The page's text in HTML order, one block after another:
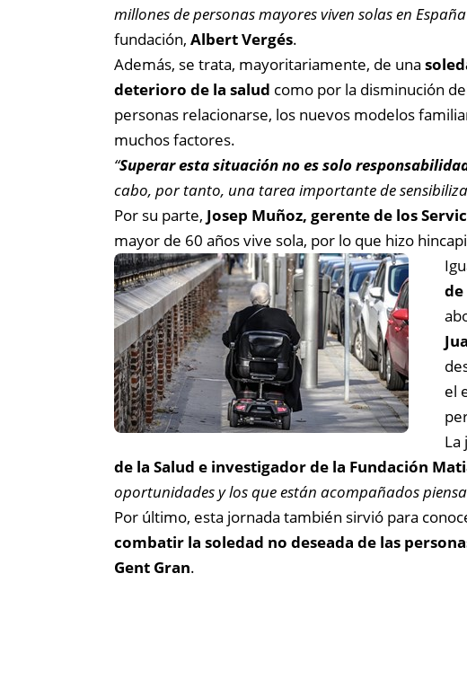
millones de personas mayores viven solas en
fundación, Albert Vergés.
Además, se trata, mayoritariamente, de una
deterioro de la salud como por la disminución
personas relacionarse, los nuevos modelos
muchos factores.
“Superar esta situación no es solo
cabo, por tanto, una tarea importante de
Por su parte, Josep Muñoz, gerente de los
mayor de 60 años vive sola, por lo que hizo
de
el
La
de la Salud e investigador de la Fundación
oportunidades y los que están acompañados
Por último, esta jornada también sirvió para
combatir la soledad no deseada de las
Gent Gran.